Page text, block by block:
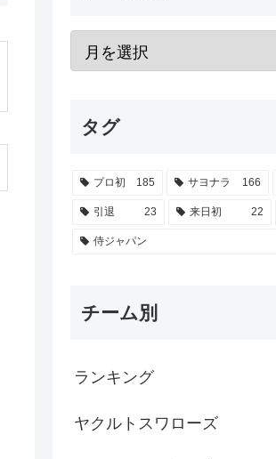
タグ
プロ初 185 サヨナラ 166
引退 23 来日初 22
侍ジャパン
チーム別
ランキング
ヤクルトスワローズ